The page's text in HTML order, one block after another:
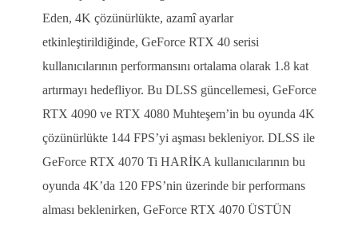
Eden, 4K çözünürlükte, azamî ayarlar
etkinleştirildiğinde, GeForce RTX 40 serisi
kullanıcılarının performansını ortalama olarak 1.8 kat
artırmayı hedefliyor. Bu DLSS güncellemesi, GeForce
RTX 4090 ve RTX 4080 Muhteşem’in bu oyunda 4K
çözünürlükte 144 FPS’yi aşması bekleniyor. DLSS ile
GeForce RTX 4070 Ti HARİKA kullanıcılarının bu
oyunda 4K’da 120 FPS’nin üzerinde bir performans
alması beklenirken, GeForce RTX 4070 ÜSTÜN